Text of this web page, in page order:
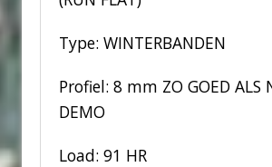
Type: WINTERBANDEN
Profiel: 8 mm ZO GOED ALS
DEMO
Load: 91 HR